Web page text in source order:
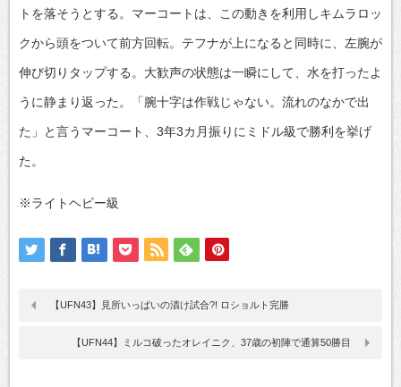
トを落そうとする。マーコートは、この動きを利用しキムラロッ
クから頭をついて前方回転。テフナが上になると同時に、左腕が
伸び切りタップする。大歓声の状態は一瞬にして、水を打ったよ
うに静まり返った。「腕十字は作戦じゃない。流れのなかで出
た」と言うマーコート、3年3カ月振りにミドル級で勝利を挙げ
た。
※ライトヘビー級
【UFN43】見所いっぱいの漬け試合?! ロショルト完勝
【UFN44】ミルコ破ったオレイニク、37歳の初陣で通算50勝目